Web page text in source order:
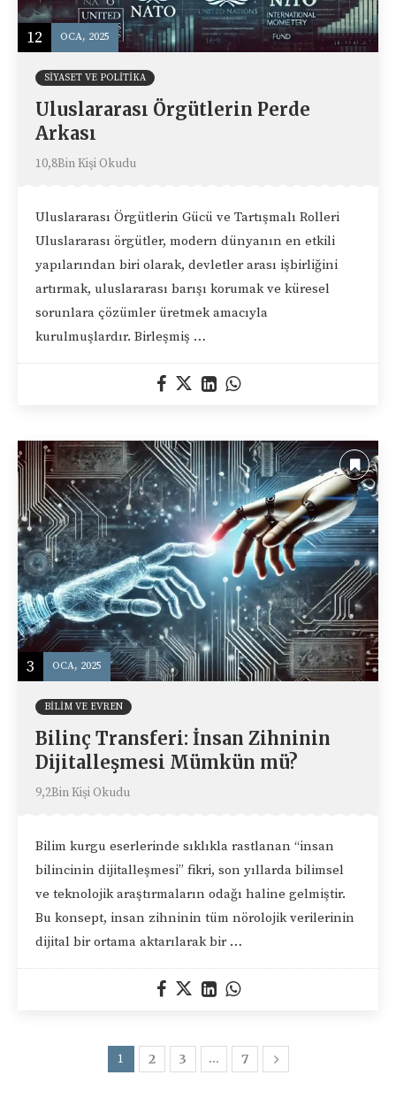
12 OCA, 2025
SIYASET VE POLITIKA
Uluslararası Örgütlerin Perde
Arkası
10,8Bin Kişi Okudu
Uluslararası Örgütlerin Gücü ve Tartışmalı Rolleri
Uluslararası örgütler, modern dünyanın en etkili
yapılarından biri olarak, devletler arası işbirliğini
artırmak, uluslararası barışı korumak ve küresel
sorunlara çözümler üretmek amacıyla
kurulmuşlardır. Birleşmiş …
3 OCA, 2025
BILIM VE EVREN
Bilinç Transferi: İnsan Zihninin
Dijitalleşmesi Mümkün mü?
9,2Bin Kişi Okudu
Bilim kurgu eserlerinde sıklıkla rastlanan “insan
bilincinin dijitalleşmesi” fikri, son yıllarda bilimsel
ve teknolojik araştırmaların odağı haline gelmiştir.
Bu konsept, insan zihninin tüm nörolojik verilerinin
dijital bir ortama aktarılarak bir …
1 2 3 … 7